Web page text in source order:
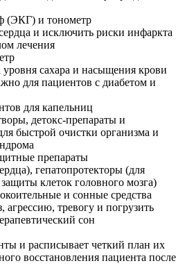
(ЭКГ) и тонометр
и исключить риски инфаркта
лечения
уровня сахара и насыщения крови
для пациентов с диабетом и
для капельниц
детокс-препараты и
быстрой очистки организма и
препараты
гепатопротекторы (для
клеток головного мозга)
и сонные средства
агрессию, тревогу и погрузить
сон
и расписывает четкий план их
восстановления пациента после